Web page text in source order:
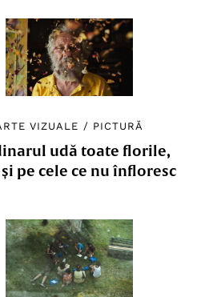
VIZUALE / PICTURĂ
udă toate florile,
pe cele ce nu înfloresc